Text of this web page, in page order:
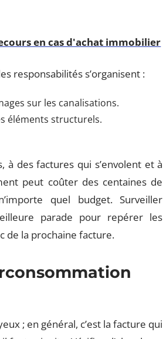
en cas d'achat immobilier
responsabilités s’organisent :
sur les canalisations.
éléments structurels.
à des factures qui s’envolent et à
peut coûter des centaines de
quel budget. Surveiller
parade pour repérer les
de la prochaine facture.
; en général, c’est la facture qui